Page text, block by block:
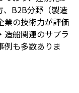
、B2B分野（製造
業の技術力が評価
造船関連のサプラ
例も多数ありま